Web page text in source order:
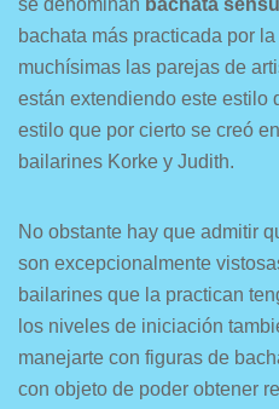
se denominan bachata
bachata más practicada por
muchísimas las parejas de
están extendiendo este estilo
estilo que por cierto se creó
bailarines Korke y Judith.
No obstante hay que admitir
son excepcionalmente
bailarines que la practican
los niveles de iniciación
manejarte con figuras de
con objeto de poder obtener